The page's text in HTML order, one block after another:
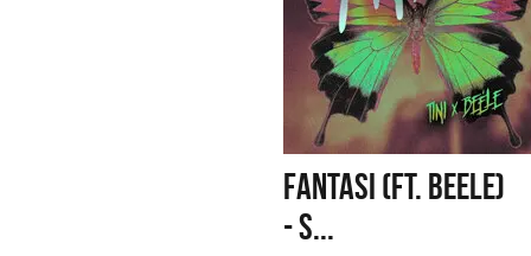
FANTASI (FT. BEELE)
- S...